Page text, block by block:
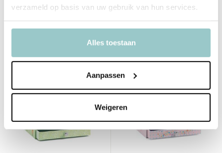
verzameld op basis van uw gebruik van hun services.
Alles toestaan
Aanpassen
Weigeren
Bekijken